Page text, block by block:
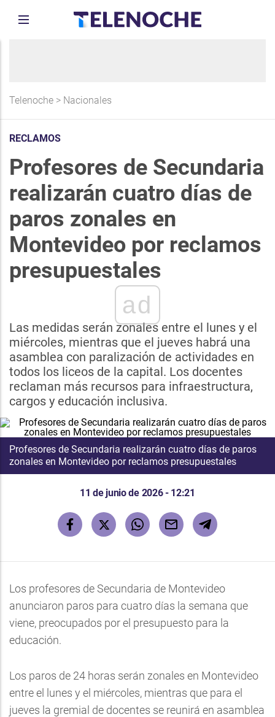
Telenoche > Nacionales
RECLAMOS
Profesores de Secundaria
realizarán cuatro días de
paros zonales en
Montevideo por reclamos
presupuestales
ad
Las medidas serán zonales entre el lunes y el
miércoles, mientras que el jueves habrá una
asamblea con paralización de actividades en
todos los liceos de la capital. Los docentes
reclaman más recursos para infraestructura,
cargos y educación inclusiva.
Profesores de Secundaria realizarán cuatro días de paros
zonales en Montevideo por reclamos presupuestales
11 de junio de 2026 - 12:21
Los profesores de Secundaria de Montevideo
anunciaron paros para cuatro días la semana que
viene, preocupados por el presupuesto para la
educación.
Los paros de 24 horas serán zonales en Montevideo
entre el lunes y el miércoles, mientras que para el
jueves la gremial de docentes se reunirá en asamblea